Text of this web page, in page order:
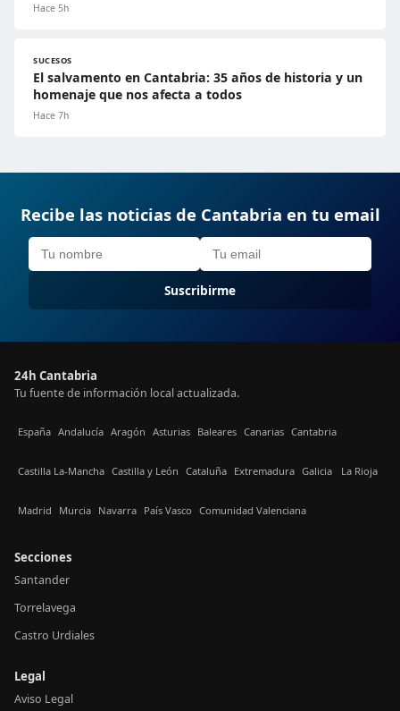
Hace 5h
SUCESOS
El salvamento en Cantabria: 35 años de historia y un
homenaje que nos afecta a todos
Hace 7h
Recibe las noticias de Cantabria en tu email
Suscribirme
24h Cantabria
Tu fuente de información local actualizada.
España Andalucía Aragón Asturias Baleares Canarias Cantabria
Castilla La-Mancha Castilla y León Cataluña Extremadura Galicia La Rioja
Madrid Murcia Navarra País Vasco Comunidad Valenciana
Secciones
Santander
Torrelavega
Castro Urdiales
Legal
Aviso Legal